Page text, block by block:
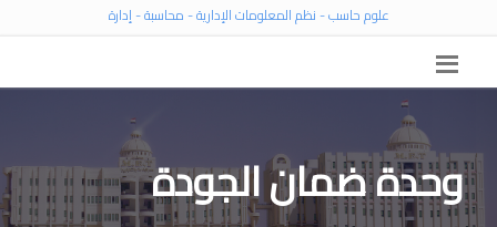
علوم حاسب - نظم المعلومات الإدارية - محاسبة - إدارة
وحدة ضمان الجودة